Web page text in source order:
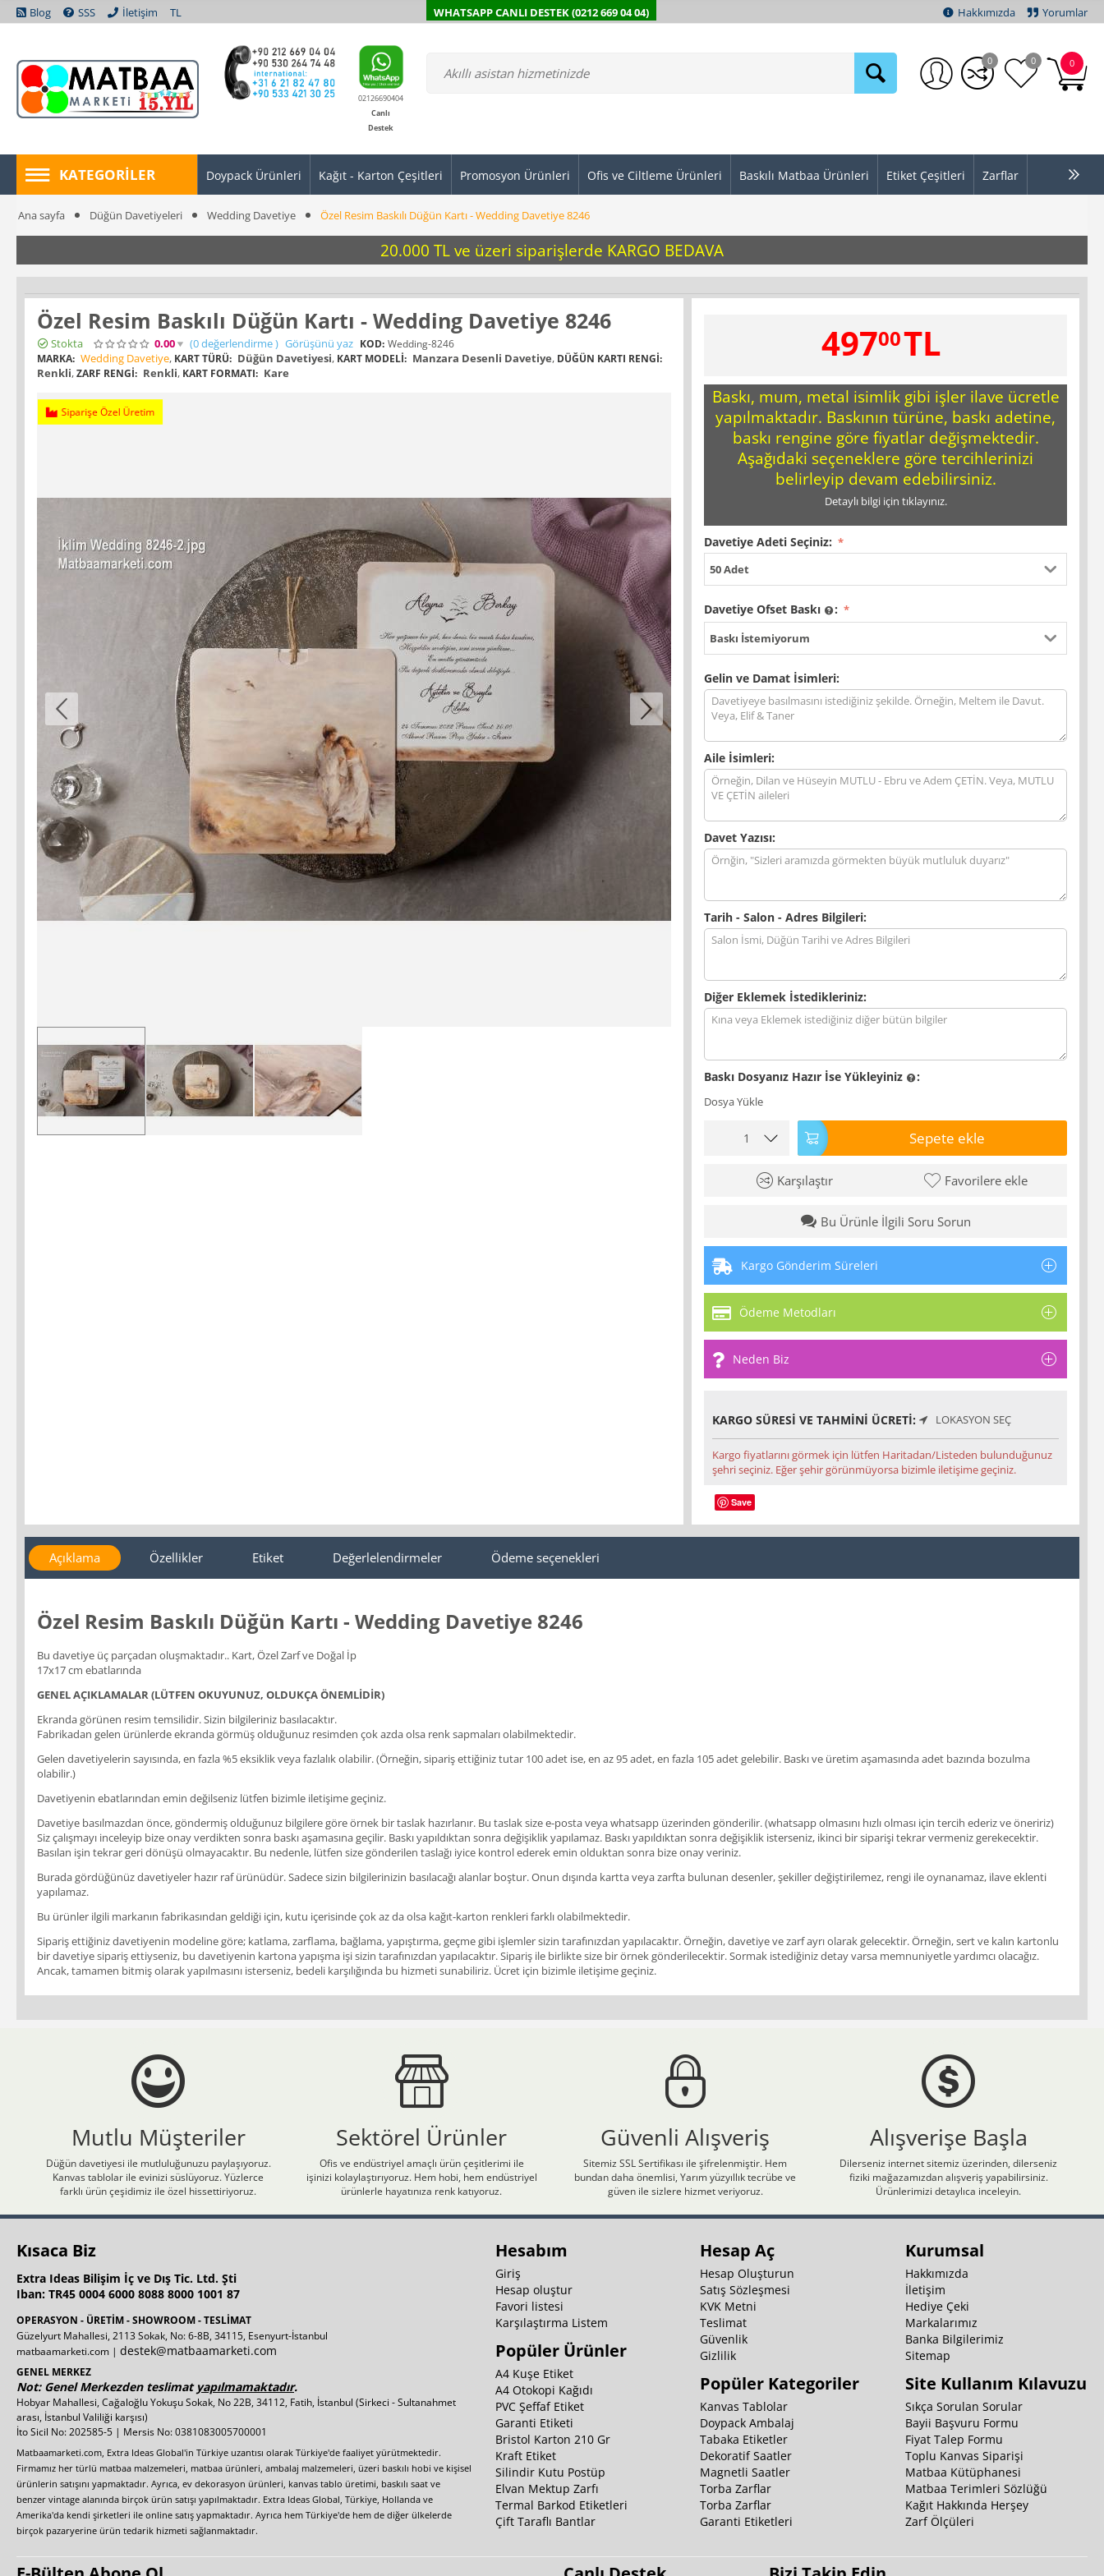
Blog SSS İletişim TL WHATSAPP CANLI DESTEK (0212 669 04 04) Hakkımızda Yorumlar
02126690404
Canlı
Destek
0
0 0
KATEGORILER Doypack Ürünleri Kağıt - Karton Çeşitleri Promosyon Ürünleri Ofis ve Ciltleme Ürünleri Baskılı Matbaa Ürünleri Etiket Çeşitleri Zarflar
Ana sayfa Düğün Davetiyeleri Wedding Davetiye Özel Resim Baskılı Düğün Kartı - Wedding Davetiye 8246
20.000 TL ve üzeri siparişlerde KARGO BEDAVA
Özel Resim Baskılı Düğün Kartı - Wedding Davetiye 8246
Stokta 0.00 (0değerlendirme) Görüşünü yaz KOD: Wedding-8246
MARKA: Wedding Davetiye, KART TÜRÜ: Düğün Davetiyesi, KART MODELI: Manzara Desenli Davetiye, DÜĞÜN KARTI RENGI:
Renkli,ZARF RENGI: Renkli, KART FORMATI: Kare
Siparişe Özel Üretim
49700TL
Baskı, mum, metal isimlik gibi işler ilave ücretle
yapılmaktadır. Baskının türüne, baskı adetine,
baskı rengine göre fiyatlar değişmektedir.
Aşağıdaki seçeneklere göre tercihlerinizi
belirleyip devam edebilirsiniz.
Detaylı bilgi için tıklayınız.
Davetiye Adeti Seçiniz:
50 Adet
Davetiye Ofset Baskı :
Baskı İstemiyorum
Gelin ve Damat İsimleri:
Aile İsimleri:
Davet Yazısı:
Tarih - Salon - Adres Bilgileri:
Diğer Eklemek İstedikleriniz:
Baskı Dosyanız Hazır İse Yükleyiniz :
Dosya Yükle
Sepete ekle
Karşılaştır Favorilere ekle
Bu Ürünle İlgili Soru Sorun
Kargo Gönderim Süreleri
Ödeme Metodları
Neden Biz
KARGO SÜRESI VE TAHMINI ÜCRETI: LOKASYON SEÇ
Kargo fiyatlarını görmek için lütfen Haritadan/Listeden bulunduğunuz
şehri seçiniz. Eğer şehir görünmüyorsa bizimle iletişime geçiniz.
Save
Açıklama Özellikler Etiket Değerlelendirmeler Ödeme seçenekleri
Özel Resim Baskılı Düğün Kartı - Wedding Davetiye 8246
Bu davetiye üç parçadan oluşmaktadır.. Kart, Özel Zarf ve Doğal İp
17x17 cm ebatlarında
GENEL AÇIKLAMALAR (LÜTFEN OKUYUNUZ, OLDUKÇA ÖNEMLİDİR)
Ekranda görünen resim temsilidir. Sizin bilgileriniz basılacaktır.
Fabrikadan gelen ürünlerde ekranda görmüş olduğunuz resimden çok azda olsa renk sapmaları olabilmektedir.
Gelen davetiyelerin sayısında, en fazla %5 eksiklik veya fazlalık olabilir. (Örneğin, sipariş ettiğiniz tutar 100 adet ise, en az 95 adet, en fazla 105 adet gelebilir. Baskı ve üretim aşamasında adet bazında bozulma
olabilir.)
Davetiyenin ebatlarından emin değilseniz lütfen bizimle iletişime geçiniz.
Davetiye basılmazdan önce, göndermiş olduğunuz bilgilere göre örnek bir taslak hazırlanır. Bu taslak size e-posta veya whatsapp üzerinden gönderilir. (whatsapp olmasını hızlı olması için tercih ederiz ve öneririz)
Siz çalışmayı inceleyip bize onay verdikten sonra baskı aşamasına geçilir. Baskı yapıldıktan sonra değişiklik yapılamaz. Baskı yapıldıktan sonra değişiklik isterseniz, ikinci bir siparişi tekrar vermeniz gerekecektir.
Basılan işin tekrar geri dönüşü olmayacaktır. Bu nedenle, lütfen size gönderilen taslağı iyice kontrol ederek emin olduktan sonra bize onay veriniz.
Burada gördüğünüz davetiyeler hazır raf ürünüdür. Sadece sizin bilgilerinizin basılacağı alanlar boştur. Onun dışında kartta veya zarfta bulunan desenler, şekiller değiştirilemez, rengi ile oynanamaz, ilave eklenti
yapılamaz.
Bu ürünler ilgili markanın fabrikasından geldiği için, kutu içerisinde çok az da olsa kağıt-karton renkleri farklı olabilmektedir.
Sipariş ettiğiniz davetiyenin modeline göre; katlama, zarflama, bağlama, yapıştırma, geçme gibi işlemler sizin tarafınızdan yapılacaktır. Örneğin, davetiye ve zarf ayrı olarak gelecektir. Örneğin, sert ve kalın kartonlu
bir davetiye sipariş ettiyseniz, bu davetiyenin kartona yapışma işi sizin tarafınızdan yapılacaktır. Sipariş ile birlikte size bir örnek gönderilecektir. Sormak istediğiniz detay varsa memnuniyetle yardımcı olacağız.
Ancak, tamamen bitmiş olarak yapılmasını isterseniz, bedeli karşılığında bu hizmeti sunabiliriz. Ücret için bizimle iletişime geçiniz.
Mutlu Müşteriler
Düğün davetiyesi ile mutluluğunuzu paylaşıyoruz.
Kanvas tablolar ile evinizi süslüyoruz. Yüzlerce
farklı ürün çeşidimiz ile özel hissettiriyoruz.
Sektörel Ürünler
Ofis ve endüstriyel amaçlı ürün çeşitlerimi ile
işinizi kolaylaştırıyoruz. Hem hobi, hem endüstriyel
ürünlerle hayatınıza renk katıyoruz.
Güvenli Alışveriş
Sitemiz SSL Sertifikası ile şifrelenmiştir. Hem
bundan daha önemlisi, Yarım yüzyıllık tecrübe ve
güven ile sizlere hizmet veriyoruz.
Alışverişe Başla
Dilerseniz internet sitemiz üzerinden, dilerseniz
fiziki mağazamızdan alışveriş yapabilirsiniz.
Ürünlerimizi detaylıca inceleyin.
Kısaca Biz
Extra Ideas Bilişim İç ve Dış Tic. Ltd. Şti
Iban: TR45 0004 6000 8088 8000 1001 87
OPERASYON - ÜRETİM - SHOWROOM - TESLİMAT
Güzelyurt Mahallesi, 2113 Sokak, No: 6-8B, 34115, Esenyurt-İstanbul
matbaamarketi.com | destek@matbaamarketi.com
GENEL MERKEZ
Not: Genel Merkezden teslimat yapılmamaktadır.
Hobyar Mahallesi, Cağaloğlu Yokuşu Sokak, No 22B, 34112, Fatih, İstanbul (Sirkeci - Sultanahmet
arası, İstanbul Valiliği karşısı)
İto Sicil No: 202585-5 | Mersis No: 0381083005700001
Matbaamarketi.com, Extra Ideas Global'in Türkiye uzantısı olarak Türkiye'de faaliyet yürütmektedir.
Firmamız her türlü matbaa malzemeleri, matbaa ürünleri, ambalaj malzemeleri, üzeri baskılı hobi ve kişisel
ürünlerin satışını yapmaktadır. Ayrıca, ev dekorasyon ürünleri, kanvas tablo üretimi, baskılı saat ve
benzer vintage alanında birçok ürün satışı yapılmaktadır. Extra Ideas Global, Türkiye, Hollanda ve
Amerika'da kendi şirketleri ile online satış yapmaktadır. Ayrıca hem Türkiye'de hem de diğer ülkelerde
birçok pazaryerine ürün tedarik hizmeti sağlanmaktadır.
Hesabım
Giriş
Hesap oluştur
Favori listesi
Karşılaştırma Listem
Popüler Ürünler
A4 Kuşe Etiket
A4 Otokopi Kağıdı
PVC Şeffaf Etiket
Garanti Etiketi
Bristol Karton 210 Gr
Kraft Etiket
Silindir Kutu Postüp
Elvan Mektup Zarfı
Termal Barkod Etiketleri
Çift Taraflı Bantlar
Hesap Aç
Hesap Oluşturun
Satış Sözleşmesi
KVK Metni
Teslimat
Güvenlik
Gizlilik
Popüler Kategoriler
Kanvas Tablolar
Doypack Ambalaj
Tabaka Etiketler
Dekoratif Saatler
Magnetli Saatler
Torba Zarflar
Torba Zarflar
Garanti Etiketleri
Kurumsal
Hakkımızda
İletişim
Hediye Çeki
Markalarımız
Banka Bilgilerimiz
Sitemap
Site Kullanım Kılavuzu
Sıkça Sorulan Sorular
Bayii Başvuru Formu
Fiyat Talep Formu
Toplu Kanvas Siparişi
Matbaa Kütüphanesi
Matbaa Terimleri Sözlüğü
Kağıt Hakkında Herşey
Zarf Ölçüleri